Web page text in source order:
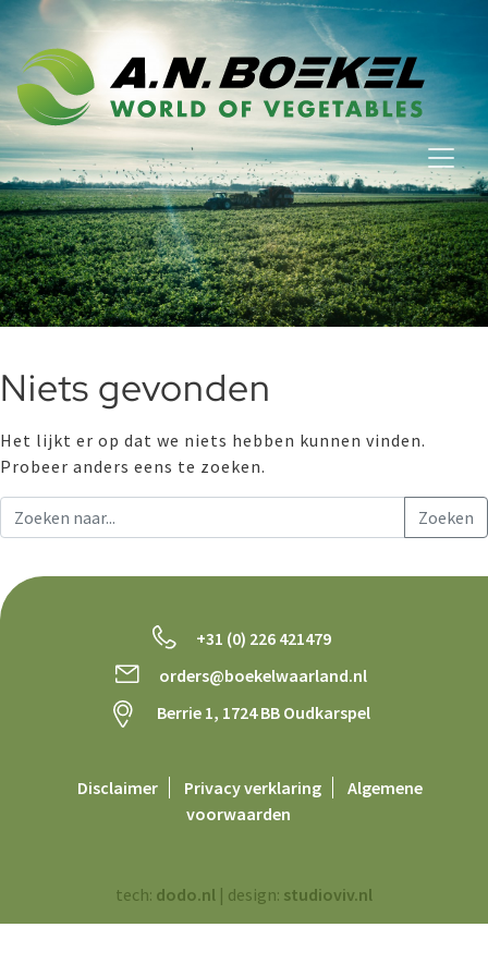
Niets gevonden
Het lijkt er op dat we niets hebben kunnen vinden.
Probeer anders eens te zoeken.
+31 (0) 226 421479
orders@boekelwaarland.nl
Berrie 1, 1724 BB Oudkarspel
Disclaimer Privacy verklaring
Algemene
voorwaarden
tech: dodo.nl | design: studioviv.nl